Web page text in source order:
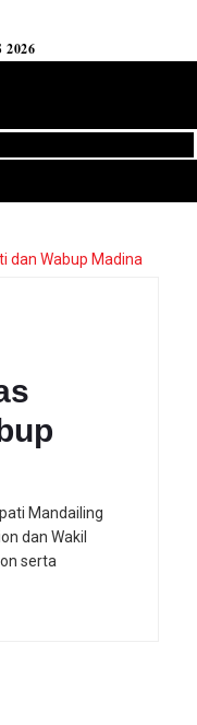
2026
Mandailing
dan Wakil
serta